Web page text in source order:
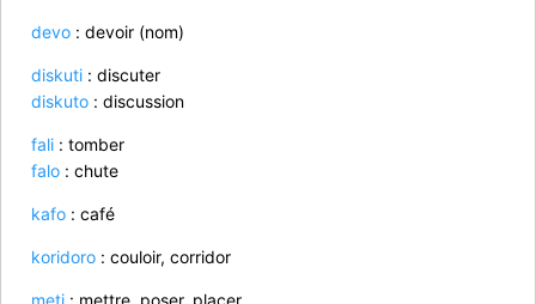
devo: devoir (nom)
diskuti: discuter
diskuto: discussion
fali: tomber
falo: chute
kafo: café
koridoro: couloir, corridor
meti: mettre, poser, placer